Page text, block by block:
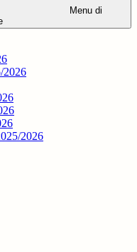
Menu di
2026
2026